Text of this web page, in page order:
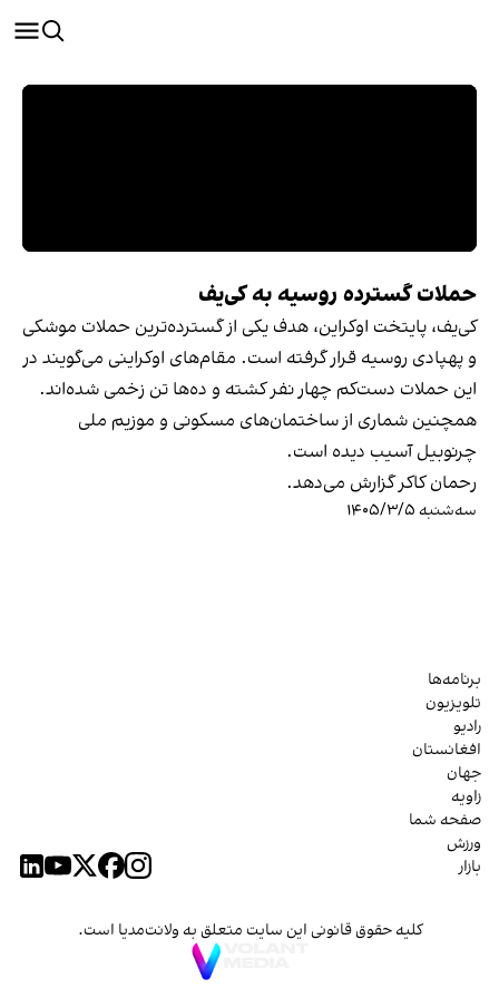
حملات گسترده روسیه به کی‌یف
کی‌یف، پایتخت اوکراین، هدف یکی از گسترده‌ترین حملات موشکی
و پهپادی روسیه قرار گرفته است. مقام‌های اوکراینی می‌گویند در
این حملات دست‌کم چهار نفر کشته و ده‌ها تن زخمی شده‌اند.
همچنین شماری از ساختمان‌های مسکونی و موزیم ملی
چرنوبیل آسیب دیده است.
رحمان کاکر گزارش می‌دهد.
سه‌شنبه ۱۴۰۵/۳/۵
برنامه‌ها
تلویزیون
رادیو
افغانستان
جهان
زاویه
صفحه شما
ورزش
بازار
کلیه حقوق قانونی این سایت متعلق به ولانت‌مدیا است.